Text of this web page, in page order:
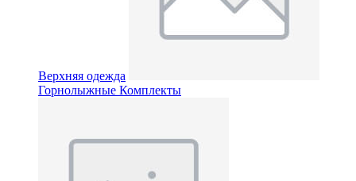
Верхняя одежда
Горнолыжные Комплекты